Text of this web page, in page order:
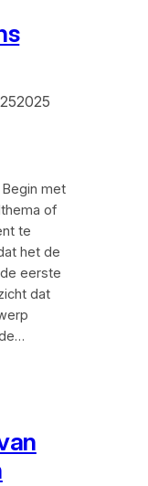
met
of
te
het de
eerste
dat